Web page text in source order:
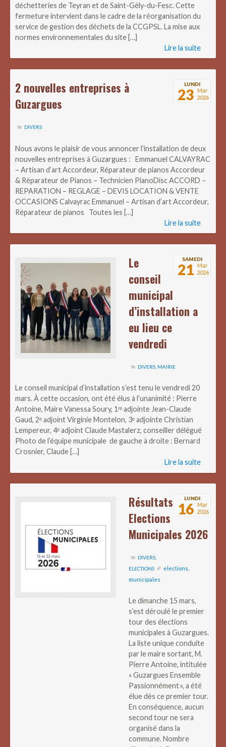
déchetteries de Teyran et de Saint-Gély-du-Fesc. Cette
fermeture intervient dans le cadre de la réorganisation du
service de gestion des déchets de la CCGPSL. La mise aux
normes environnementales du site […]
Lire la suite
LUNDI
23 Mar
2026
2 nouvelles entreprises à
Guzargues
DIVERS
Nous avons le plaisir de vous annoncer l’installation de deux
nouvelles entreprises à Guzargues : Emmanuel CALVAYRAC
– Artisan d’art Accordeur, Réparateur de pianos Accordeur
& Réparateur de Pianos – Technicien PianoDisc ACCORD –
REPARATION – REGLAGE – DEVIS LOCATION & VENTE
OCCASIONS Calvayrac Emmanuel – Artisan d’art Accordeur,
Réparateur de pianos Toutes les […]
Lire la suite
SAMEDI
21 Mar
2026
Le
conseil
municipal
d’installation a
eu lieu ce
vendredi
DIVERS MAIRIE
Le conseil municipal d’installation s’est tenu le vendredi 20
mars. À cette occasion, ont été élus à l’unanimité : Pierre
Antoine, Maire Vanessa Soury, 1ʳᵉ adjointe Jean-Claude
Gaud, 2ᵉ adjoint Virginie Montelon, 3ᵉ adjointe Christian
Lempereur, 4ᵉ adjoint Claude Mastalerz, conseiller délégué
Photo de l’équipe municipale de gauche à droite : Bernard
Crosnier, Claude […]
Lire la suite
LUNDI
16 Mar
2026
Résultats
Elections
Municipales 2026
DIVERS
ELECTIONS
elections
municipales
Le dimanche 15 mars,
s’est déroulé le premier
tour des élections
municipales à Guzargues.
La liste unique conduite
par le maire sortant, M.
Pierre Antoine, intitulée
« Guzargues Ensemble
Passionnément », a été
élue dès ce premier tour.
En conséquence, aucun
second tour ne sera
organisé dans la
commune. Nombre